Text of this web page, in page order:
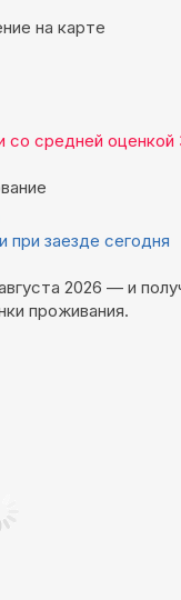
на карте
со средней оценкой
при заезде сегодня
2026 — и
проживания.